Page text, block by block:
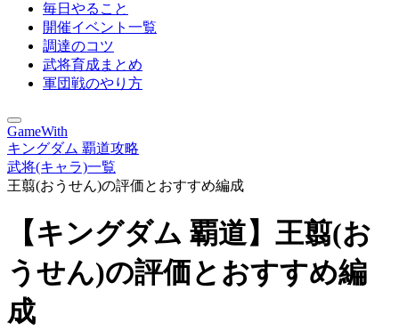
毎日やること
開催イベント一覧
調達のコツ
武将育成まとめ
軍団戦のやり方
GameWith
キングダム 覇道攻略
武将(キャラ)一覧
王翦(おうせん)の評価とおすすめ編成
【キングダム 覇道】王翦(お
うせん)の評価とおすすめ編
成